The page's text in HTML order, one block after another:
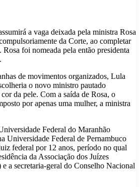
a vaga deixada pela ministra Rosa
da Corte, ao completar
foi nomeada pela então presidenta
de movimentos organizados, Lula
o novo ministro pautado
da pele. Com a saída de Rosa, o
por apenas uma mulher, a ministra
Federal do Maranhão
Universidade Federal de Pernambuco
federal por 12 anos, período no qual
da Associação dos Juízes
a secretaria-geral do Conselho Nacional